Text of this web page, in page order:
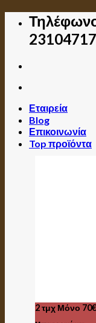
content
Εταιρεία
Blog
Επικοινωνία
Top προϊόντα
2 τμχ Μόνο 70€